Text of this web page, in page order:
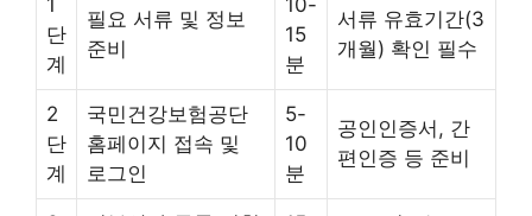
1
단
계
필요 서류 및 정보
준비
10-
15
분
서류 유효기간(3
개월) 확인 필수
2
단
계
국민건강보험공단
홈페이지 접속 및
로그인
5-
10
분
공인인증서, 간
편인증 등 준비